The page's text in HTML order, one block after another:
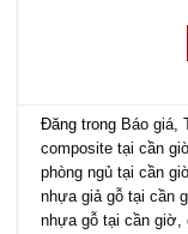
Đăng trong Báo giá,
composite tại cần
phòng ngủ tại cần
nhựa giả gỗ tại cần
nhựa gỗ tại cần giờ,